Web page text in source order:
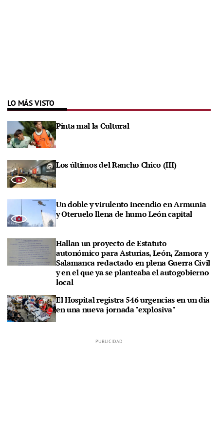
LO MÁS VISTO
Pinta mal la Cultural
Los últimos del Rancho Chico (III)
Un doble y virulento incendio en Armunia
y Oteruelo llena de humo León capital
Hallan un proyecto de Estatuto
autonómico para Asturias, León, Zamora y
Salamanca redactado en plena Guerra Civil
y en el que ya se planteaba el autogobierno
local
El Hospital registra 546 urgencias en un día
en una nueva jornada "explosiva"